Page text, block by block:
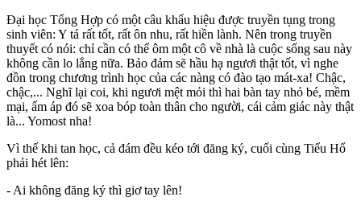
Đại học Tổng Hợp có một câu khẩu hiệu được truyền tụng trong
sinh viên: Y tá rất tốt, rất ôn nhu, rất hiền lành. Nên trong truyền
thuyết có nói: chỉ cần có thể ôm một cô về nhà là cuộc sống sau này
không cần lo lắng nữa. Bảo đảm sẽ hầu hạ ngươi thật tốt, vì nghe
đồn trong chương trình học của các nàng có đào tạo mát-xa! Chậc,
chậc,... Nghĩ lại coi, khi ngươi mệt mỏi thì hai bàn tay nhỏ bé, mềm
mại, ấm áp đó sẽ xoa bóp toàn thân cho người, cái cảm giác này thật
là... Yomost nha!
Vì thế khi tan học, cả đám đều kéo tới đăng ký, cuối cùng Tiểu Hổ
phải hét lên:
- Ai không đăng ký thì giơ tay lên!